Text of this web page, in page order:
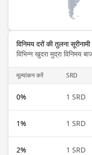
विनिमय दरों की तुलना
विभिन्न खुदरा मुद्रा विनिमय
मूल्यांकन करें SRD
0% 1 SRD
1% 1 SRD
2% 1 SRD